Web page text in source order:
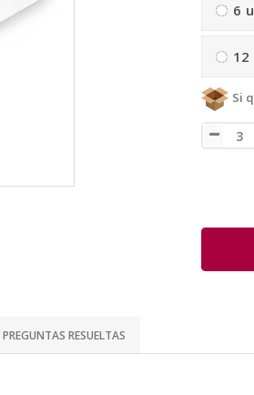
6
12
Si
PREGUNTAS RESUELTAS